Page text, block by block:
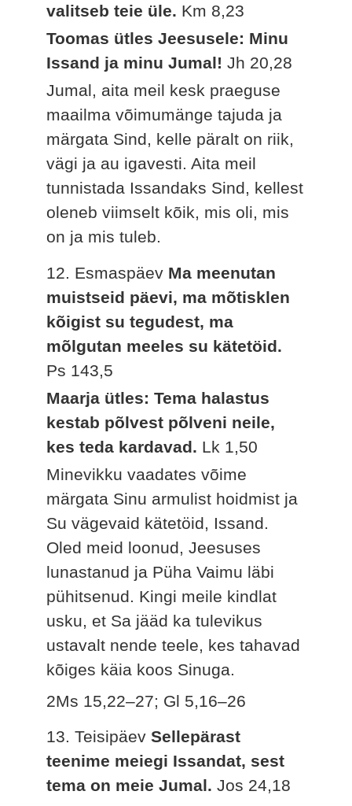
valitseb teie üle. Km 8,23
Toomas ütles Jeesusele: Minu
Issand ja minu Jumal!Jh 20,28
Jumal, aita meil kesk praeguse
maailma võimumänge tajuda ja
märgata Sind, kelle päralt on riik,
vägi ja au igavesti. Aita meil
tunnistada Issandaks Sind, kellest
oleneb viimselt kõik, mis oli, mis
on ja mis tuleb.
12. Esmaspäev Ma meenutan
muistseid päevi, ma mõtisklen
kõigist su tegudest, ma
mõlgutan meeles su kätetöid.
Ps 143,5
Maarja ütles: Tema halastus
kestab põlvest põlveni neile,
kes teda kardavad. Lk 1,50
Minevikku vaadates võime
märgata Sinu armulist hoidmist ja
Su vägevaid kätetöid, Issand.
Oled meid loonud, Jeesuses
lunastanud ja Püha Vaimu läbi
pühitsenud. Kingi meile kindlat
usku, et Sa jääd ka tulevikus
ustavalt nende teele, kes tahavad
kõiges käia koos Sinuga.
2Ms 15,22–27; Gl 5,16–26
13. TeisipäevSellepärast
teenime meiegi Issandat, sest
tema on meie Jumal.Jos 24,18